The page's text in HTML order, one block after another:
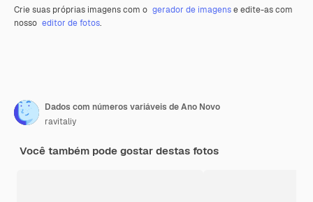
Crie suas próprias imagens com o gerador de imagense edite-as com
nosso editor de fotos.
Dados com números variáveis de Ano Novo
ravitaliy
Você também pode gostar destas fotos